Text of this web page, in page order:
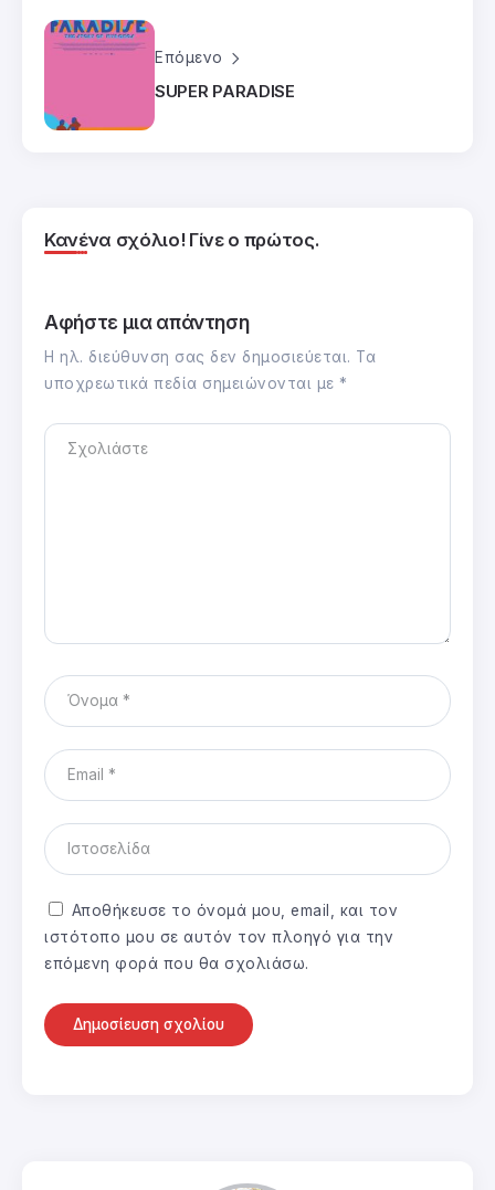
Επόμενο
SUPER PARADISE
Κανένα σχόλιο! Γίνε ο πρώτος.
Αφήστε μια απάντηση
Η ηλ. διεύθυνση σας δεν δημοσιεύεται. Τα
υποχρεωτικά πεδία σημειώνονται με *
Αποθήκευσε το όνομά μου, email, και τον
ιστότοπο μου σε αυτόν τον πλοηγό για την
επόμενη φορά που θα σχολιάσω.